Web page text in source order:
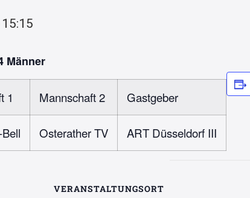
Männer
1 Mannschaft 2 Gastgeber
Osterather TV ART Düsseldorf III
VERANSTALTUNGSORT